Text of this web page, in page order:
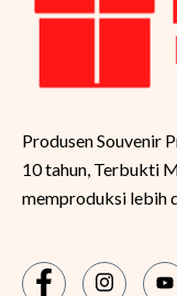
Produsen Souvenir
10 tahun, Terbukti
memproduksi lebih